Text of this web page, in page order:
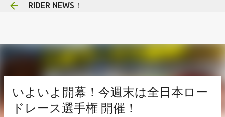
RIDER NEWS！
いよいよ開幕！今週末は全日本ロー
ドレース選手権 開催！